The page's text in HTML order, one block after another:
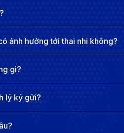
ảnh hưởng tới thai nhi không?
gì?
lý ký gửi?